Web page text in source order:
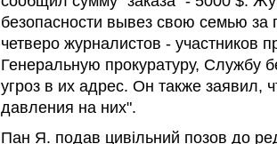
безопасности вывез свою семью
четверо журналистов - участников
Генеральную прокуратуру, Службу
угроз в их адрес. Он также заявил,
давления на них".
Пан Я. подав цивільний позов до